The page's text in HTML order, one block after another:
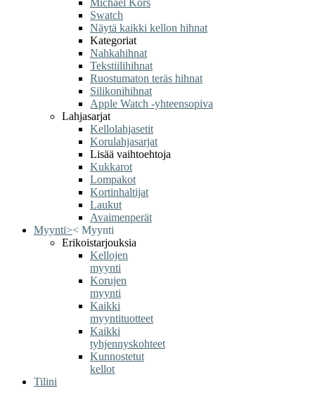
Michael Kors
Swatch
Näytä kaikki kellon hihnat
Kategoriat
Nahkahihnat
Tekstiilihihnat
Ruostumaton teräs hihnat
Silikonihihnat
Apple Watch -yhteensopiva
Lahjasarjat
Kellolahjasetit
Korulahjasarjat
Lisää vaihtoehtoja
Kukkarot
Lompakot
Kortinhaltijat
Laukut
Avaimenperät
Myynti>< Myynti
Erikoistarjouksia
Kellojen
myynti
Korujen
myynti
Kaikki
myyntituotteet
Kaikki
tyhjennyskohteet
Kunnostetut
kellot
Tilini